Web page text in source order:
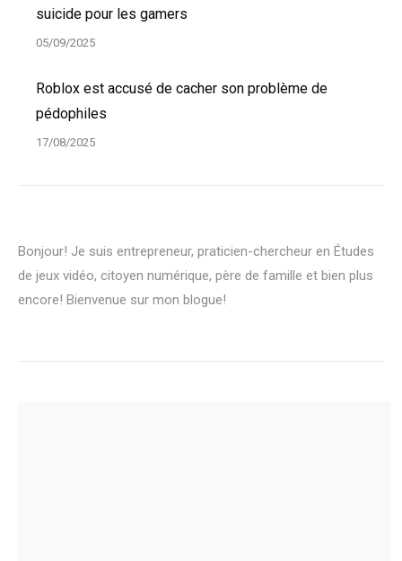
suicide pour les gamers
05/09/2025
Roblox est accusé de cacher son problème de
pédophiles
17/08/2025
Bonjour! Je suis entrepreneur, praticien-chercheur en Études
de jeux vidéo, citoyen numérique, père de famille et bien plus
encore! Bienvenue sur mon blogue!